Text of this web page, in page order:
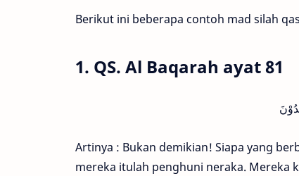
Berikut ini beberapa contoh mad silah
1. QS. Al Baqarah ayat 81
Artinya : Bukan demikian! Siapa yang
mereka itulah penghuni neraka. Mereka